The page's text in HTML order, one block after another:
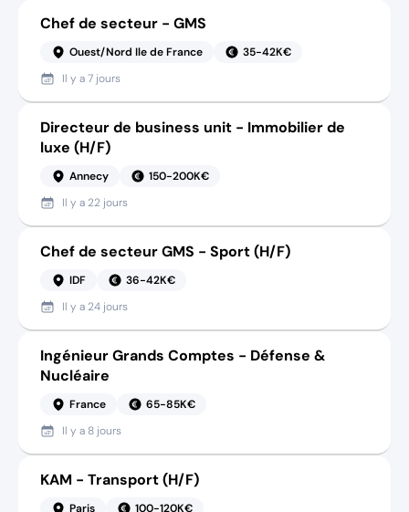
Chef de secteur - GMS
Ouest/Nord Ile de France
35-42K€
Il y a7 jours
Directeur de business unit - Immobilier de
luxe (H/F)
Annecy
150-200K€
Il y a 22 jours
Chef de secteur GMS - Sport (H/F)
IDF
36-42K€
Il y a 24 jours
Ingénieur Grands Comptes - Défense &
Nucléaire
France
65-85K€
Il y a 8 jours
KAM - Transport (H/F)
Paris 100-120K€